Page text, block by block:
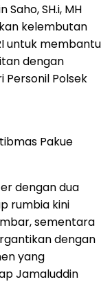
SH.i, MH
kelembutan
untuk membantu
dengan
Polsek
Pakue
dengan dua
rumbia kini
sementara
dengan
yang
Jamaluddin